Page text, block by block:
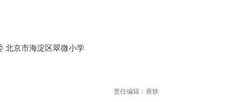
北京市海淀区翠微小学